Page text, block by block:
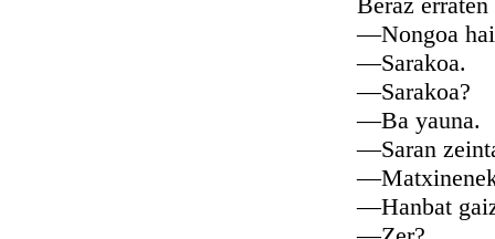
—Nongoa
—Sarakoa.
—Sarakoa?
—Ba yauna.
—Saran
—Hanbat